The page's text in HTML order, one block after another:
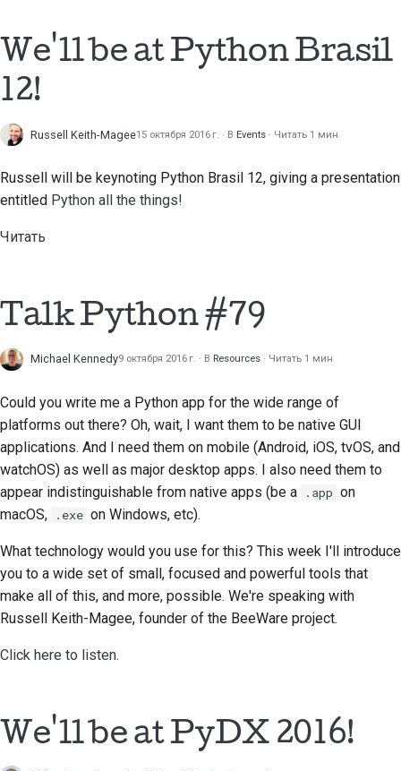
Предоставление
Отправка новой
Процесс
рассмотрения
запросов на
изменение кода
Процесс выпуска
Политика в области
искусственного
интеллекта
Руководство по
стилю кода
Руководство по
стилю документации
We'll be at Python Brasil
12!
Russell Keith-Magee15 октября 2016 г. В Events Читать 1 мин
Russell will be keynoting Python Brasil 12, giving a presentation
entitled Python all the things!
Читать
Talk Python #79
Michael Kennedy9 октября 2016 г. В Resources Читать 1 мин
Could you write me a Python app for the wide range of
platforms out there? Oh, wait, I want them to be native GUI
applications. And I need them on mobile (Android, iOS, tvOS, and
watchOS) as well as major desktop apps. I also need them to
appear indistinguishable from native apps (be a
.app on
macOS,
.exe on Windows, etc).
What technology would you use for this? This week I'll introduce
you to a wide set of small, focused and powerful tools that
make all of this, and more, possible. We're speaking with
Russell Keith-Magee, founder of the BeeWare project.
Click here to listen.
We'll be at PyDX 2016!